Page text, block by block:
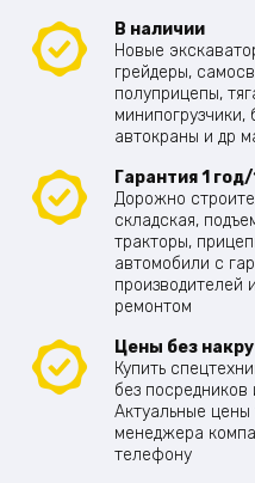
В наличии
Новые
грейдеры,
полуприцепы,
минипогрузчики,
автокраны и др
Гарантия 1
Дорожно
складская,
тракторы,
автомобили с
производителей
ремонтом
Цены без
Купить
без посредников
Актуальные цены
менеджера
телефону